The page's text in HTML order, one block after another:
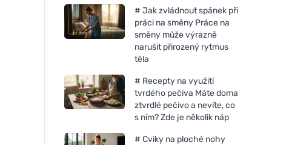
# Jak zvládnout spánek při
práci na směny Práce na
směny může výrazně
narušit přirozený rytmus
těla
# Recepty na využití
tvrdého pečiva Máte doma
ztvrdlé pečivo a nevíte, co
s ním? Zde je několik náp
# Cviky na ploché nohy